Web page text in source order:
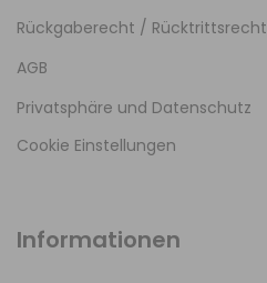
Rückgaberecht / Rücktrittsrecht
AGB
Privatsphäre und Datenschutz
Cookie Einstellungen
Informationen